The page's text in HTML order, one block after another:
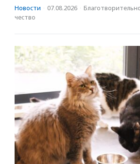
Новости · 07.08.2026 ·
чест­во